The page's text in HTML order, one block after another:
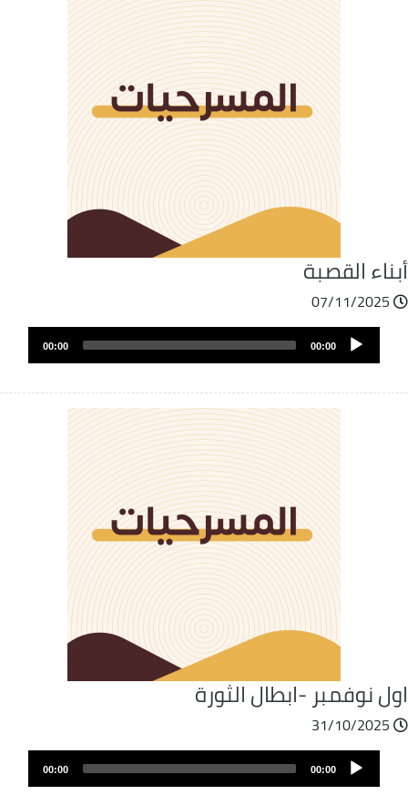
القصبة
07/11/2025
ملفAudio
Player
00:00
00:00
نوفمبر -ابطال الثورة
31/10/2025
ملفAudio
Player
00:00
00:00